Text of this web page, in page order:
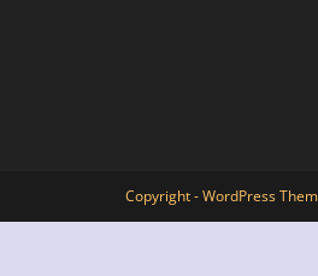
Copyright - WordPress